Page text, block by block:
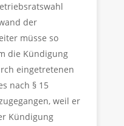
der
müsse so
die Kündigung
eingetretenen
nach § 15
weil er
Kündigung